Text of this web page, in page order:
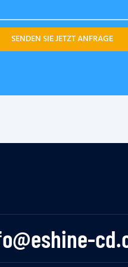
SENDEN SIE JETZT ANFRAGE